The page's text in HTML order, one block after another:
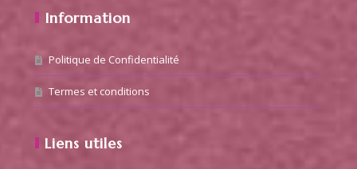
Information
Politique de Confidentialité
Termes et conditions
Liens utiles